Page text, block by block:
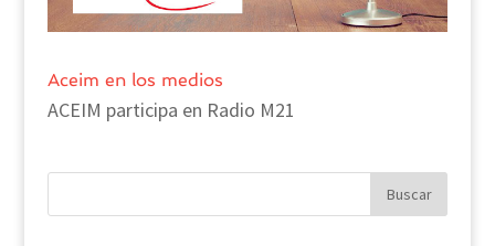
Aceim en los medios
ACEIM participa en Radio M21